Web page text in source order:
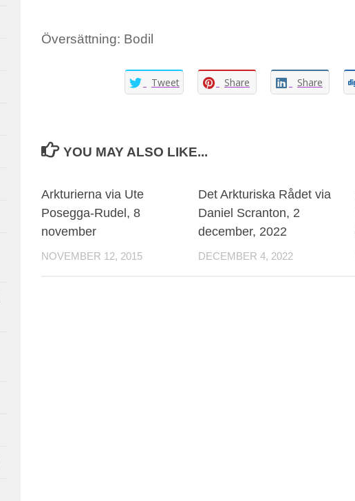
Översättning: Bodil
Tweet Share Share
YOU MAY ALSO LIKE...
Arkturierna via Ute
Posegga-Rudel, 8
november
NOVEMBER 12, 2015
Det Arkturiska Rådet via
Daniel Scranton, 2
december, 2022
DECEMBER 4, 2022